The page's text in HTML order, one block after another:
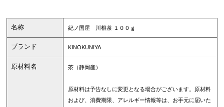
名称 紀ノ国屋 川根茶 １００ｇ
ブランド KINOKUNIYA
原材料名 茶（静岡産）
原材料は予告なしに変更となる場合がございます。原材料
および、消費期限、アレルギー情報等は、お手元に届いた